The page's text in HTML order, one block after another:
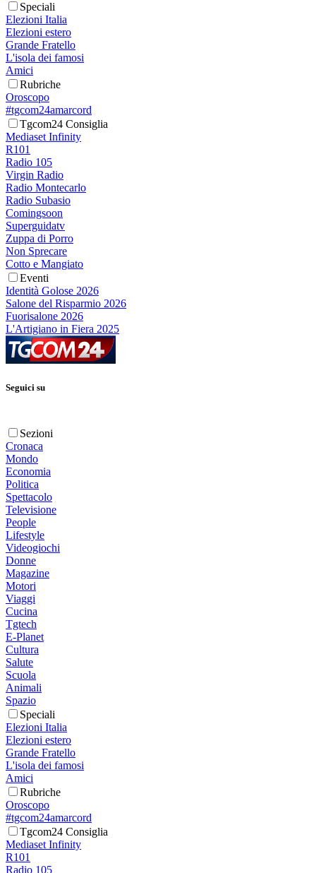
Speciali
Elezioni Italia
Elezioni estero
Grande Fratello
L'isola dei famosi
Amici
Rubriche
Oroscopo
#tgcom24amarcord
Tgcom24 Consiglia
Mediaset Infinity
R101
Radio 105
Virgin Radio
Radio Montecarlo
Radio Subasio
Comingsoon
Superguidatv
Zuppa di Porro
Non Sprecare
Cotto e Mangiato
Eventi
Identità Golose 2026
Salone del Risparmio 2026
Fuorisalone 2026
L'Artigiano in Fiera 2025
Seguici su
Sezioni
Cronaca
Mondo
Economia
Politica
Spettacolo
Televisione
People
Lifestyle
Videogiochi
Donne
Magazine
Motori
Viaggi
Cucina
Tgtech
E-Planet
Cultura
Salute
Scuola
Animali
Spazio
Speciali
Elezioni Italia
Elezioni estero
Grande Fratello
L'isola dei famosi
Amici
Rubriche
Oroscopo
#tgcom24amarcord
Tgcom24 Consiglia
Mediaset Infinity
R101
Radio 105